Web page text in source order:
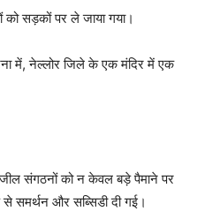
को सड़कों पर ले जाया गया।
में, नेल्लोर जिले के एक मंदिर में एक
संगठनों को न केवल बड़े पैमाने पर
से समर्थन और सब्सिडी दी गई।